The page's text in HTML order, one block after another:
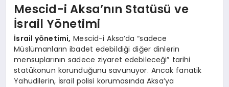
Mescid-i Aksa’nın Statüsü ve
İsrail Yönetimi
İsrail yönetimi, Mescid-i Aksa’da “sadece
Müslümanların ibadet edebildiği diğer dinlerin
mensuplarının sadece ziyaret edebileceği” tarihi
statükonun korunduğunu savunuyor. Ancak fanatik
Yahudilerin, İsrail polisi korumasında Aksa’ya